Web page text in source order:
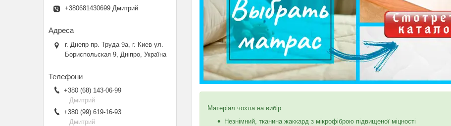
Матеріал чохла на вибір:
Незнімний, тканина жаккард з мікрофіброю підвищеної міцності
+380681430699 Дмитрий
г. Днепр пр. Труда 9а, г. Киев ул.
Бориспольская 9, Дніпро, Україна
+380 (68) 143-06-99
Дмитрий
+380 (99) 619-16-93
Дмитрий